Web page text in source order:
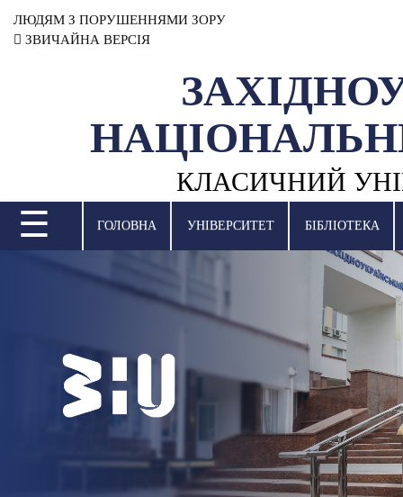
ЛЮДЯМ З ПОРУШЕННЯМИ ЗОРУ
ЗВИЧАЙНА ВЕРСІЯ
КЛАСИЧНИЙ
НАУКОВА ДІЯЛЬНІСТЬ
МІЖНАРОДНА ДІЯЛЬНІСТЬ
ВСТУПНА КАМПАНІЯ
БІБЛІОТЕКА
НОВИНИ
☰ ГОЛОВНА УНІВЕРСИТЕТ БІБЛІОТЕКА